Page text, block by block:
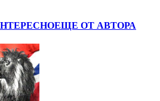
ЕЩЕ ОТ АВТОРА